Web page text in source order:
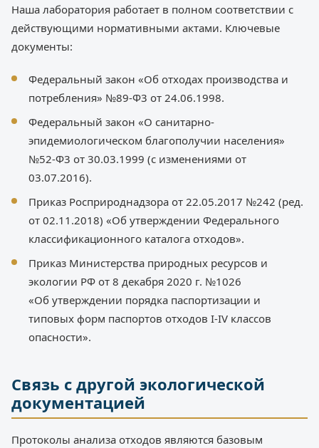
Наша лаборатория работает в полном соответствии с
действующими нормативными актами. Ключевые
документы:
Федеральный закон «Об отходах производства и
потребления» №89-Ф3 от 24.06.1998.
Федеральный закон «О санитарно-
эпидемиологическом благополучии населения»
№52-Ф3 от 30.03.1999 (с изменениями от
03.07.2016).
Приказ Росприроднадзора от 22.05.2017 №242 (ред.
от 02.11.2018) «Об утверждении Федерального
классификационного каталога отходов».
Приказ Министерства природных ресурсов и
экологии РФ от 8 декабря 2020 г. №1026
«Об утверждении порядка паспортизации и
типовых форм паспортов отходов I-IV классов
опасности».
Связь с другой экологической
документацией
Протоколы анализа отходов являются базовым